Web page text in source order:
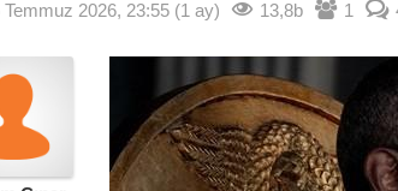
Temmuz 2026, 23:55 (1 ay) 13,8b 1